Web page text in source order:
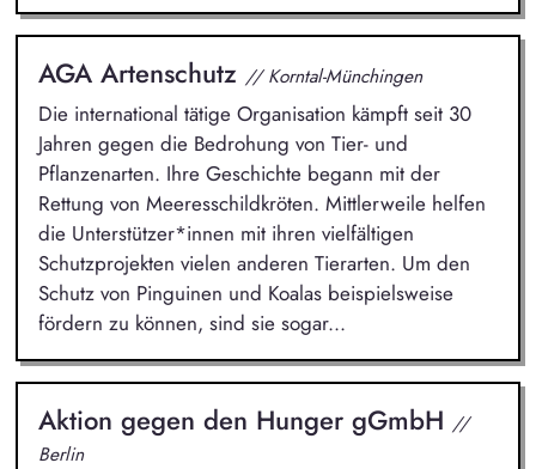
AGA Artenschutz // Korntal-Münchingen
Die international tätige Organisation kämpft seit 30
Jahren gegen die Bedrohung von Tier- und
Pflanzenarten. Ihre Geschichte begann mit der
Rettung von Meeresschildkröten. Mittlerweile helfen
die Unterstützer*innen mit ihren vielfältigen
Schutzprojekten vielen anderen Tierarten. Um den
Schutz von Pinguinen und Koalas beispielsweise
fördern zu können, sind sie sogar...
Aktion gegen den Hunger gGmbH //
Berlin